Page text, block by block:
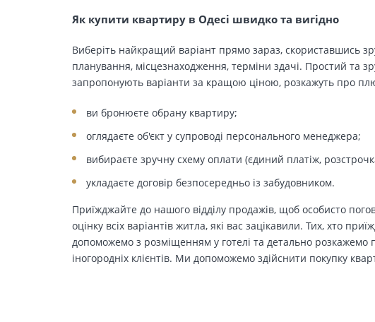
Як купити квартиру в Одесі швидко та вигідно
Виберіть найкращий варіант прямо зараз, скориставшись
планування, місцезнаходження, терміни здачі. Простий та
запропонують варіанти за кращою ціною, розкажуть про
ви бронюєте обрану квартиру;
оглядаєте об'єкт у супроводі персонального менеджера;
вибираєте зручну схему оплати (єдиний платіж,
укладаєте договір безпосередньо із забудовником.
Приїжджайте до нашого відділу продажів, щоб особисто
оцінку всіх варіантів житла, які вас зацікавили. Тих, хто
допоможемо з розміщенням у готелі та детально розкажемо
іногородніх клієнтів. Ми допоможемо здійснити покупку